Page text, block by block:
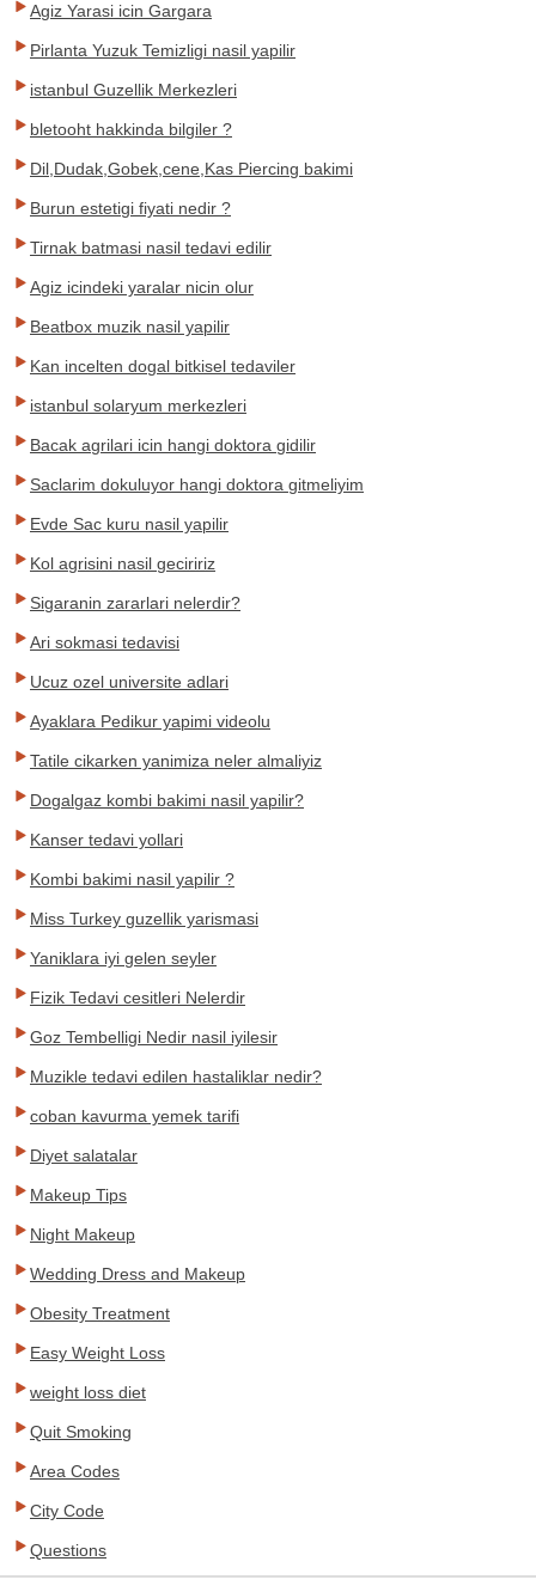
Agiz Yarasi icin Gargara
Pirlanta Yuzuk Temizligi nasil yapilir
istanbul Guzellik Merkezleri
bletooht hakkinda bilgiler ?
Dil,Dudak,Gobek,cene,Kas Piercing bakimi
Burun estetigi fiyati nedir ?
Tirnak batmasi nasil tedavi edilir
Agiz icindeki yaralar nicin olur
Beatbox muzik nasil yapilir
Kan incelten dogal bitkisel tedaviler
istanbul solaryum merkezleri
Bacak agrilari icin hangi doktora gidilir
Saclarim dokuluyor hangi doktora gitmeliyim
Evde Sac kuru nasil yapilir
Kol agrisini nasil geciririz
Sigaranin zararlari nelerdir?
Ari sokmasi tedavisi
Ucuz ozel universite adlari
Ayaklara Pedikur yapimi videolu
Tatile cikarken yanimiza neler almaliyiz
Dogalgaz kombi bakimi nasil yapilir?
Kanser tedavi yollari
Kombi bakimi nasil yapilir ?
Miss Turkey guzellik yarismasi
Yaniklara iyi gelen seyler
Fizik Tedavi cesitleri Nelerdir
Goz Tembelligi Nedir nasil iyilesir
Muzikle tedavi edilen hastaliklar nedir?
coban kavurma yemek tarifi
Diyet salatalar
Makeup Tips
Night Makeup
Wedding Dress and Makeup
Obesity Treatment
Easy Weight Loss
weight loss diet
Quit Smoking
Area Codes
City Code
Questions